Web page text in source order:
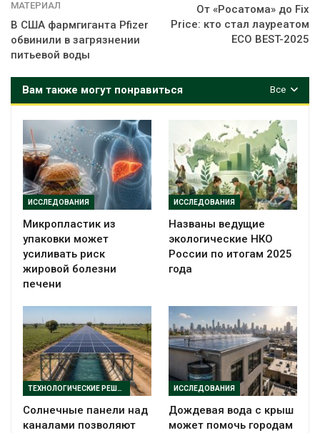
МАТЕРИАЛ
В США фармгиганта Pfizer
обвинили в загрязнении
питьевой воды
От «Росатома» до Fix
Price: кто стал лауреатом
ECO BEST-2025
Все
Вам также могут понравиться
ИССЛЕДОВАНИЯ
Микропластик из
упаковки может
усиливать риск
жировой болезни
печени
ИССЛЕДОВАНИЯ
Названы ведущие
экологические НКО
России по итогам 2025
года
ТЕХНОЛОГИЧЕСКИЕ РЕШЕНИЯ
Солнечные панели над
каналами позволяют
ИССЛЕДОВАНИЯ
Дождевая вода с крыш
может помочь городам